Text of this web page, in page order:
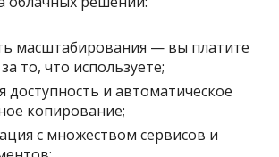
масштабирования — вы платите
то, что используете;
доступность и автоматическое
копирование;
с множеством сервисов и